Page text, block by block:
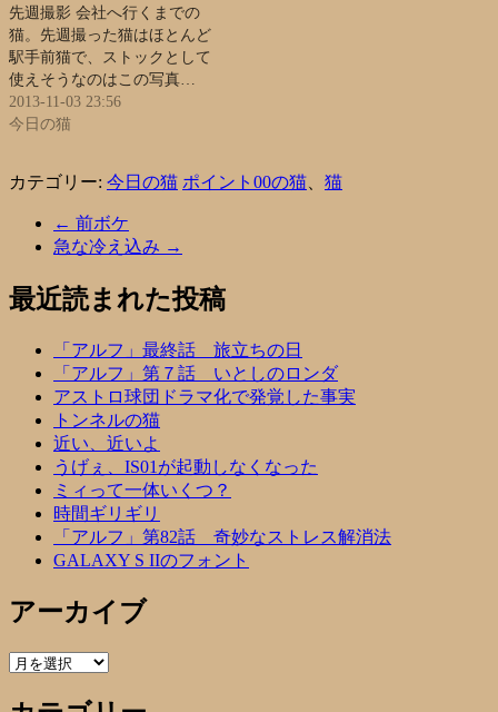
先週撮影 会社へ行くまでの
猫。先週撮った猫はほとんど
駅手前猫で、ストックとして
使えそうなのはこの写真…
2013-11-03 23:56
今日の猫
カテゴリー: 今日の猫 ポイント00の猫 猫
← 前ボケ
急な冷え込み →
最近読まれた投稿
「アルフ」最終話 旅立ちの日
「アルフ」第７話 いとしのロンダ
アストロ球団ドラマ化で発覚した事実
トンネルの猫
近い、近いよ
うげぇ、IS01が起動しなくなった
ミィって一体いくつ？
時間ギリギリ
「アルフ」第82話 奇妙なストレス解消法
GALAXY S IIのフォント
アーカイブ
ア